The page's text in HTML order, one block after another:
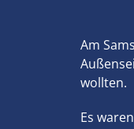
Am
wollten.
Es